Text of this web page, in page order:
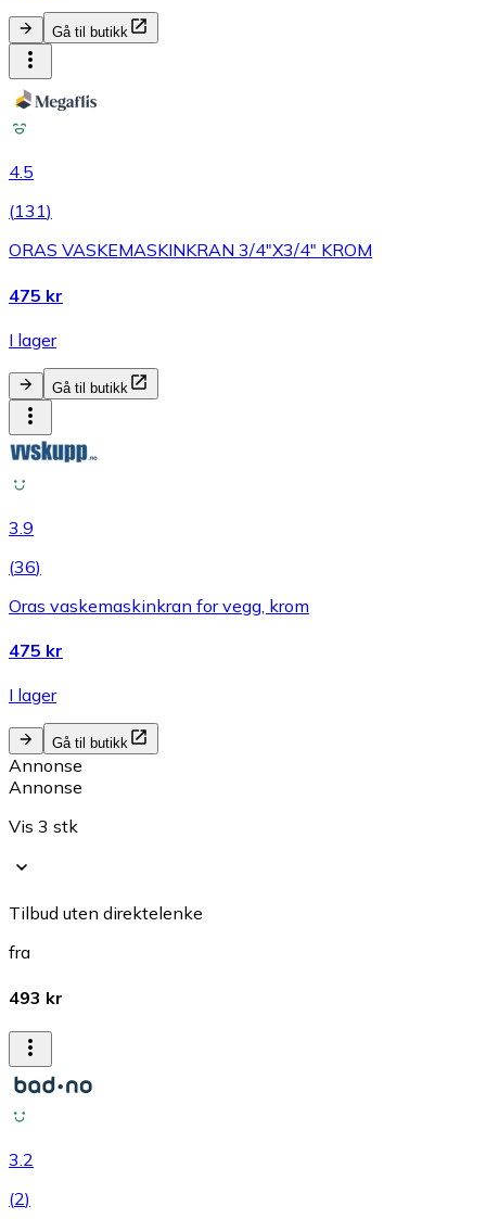
Gå til butikk
4.5
(131)
ORAS VASKEMASKINKRAN 3/4"X3/4" KROM
475 kr
I lager
Gå til butikk
3.9
(36)
Oras vaskemaskinkran for vegg, krom
475 kr
I lager
Gå til butikk
Annonse
Annonse
Vis 3 stk
Tilbud uten direktelenke
fra
493 kr
3.2
(2)